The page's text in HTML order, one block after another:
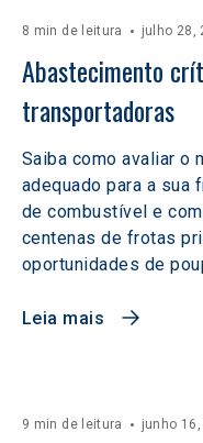
8 min de leitura julho 28,
Abastecimento
transportadoras
Saiba como avaliar o
adequado para a sua
de combustível e
centenas de frotas
oportunidades de
Leia mais
9 min de leitura junho 16,